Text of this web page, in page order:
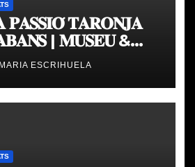
𝐏𝐀𝐒𝐒𝐈𝐎́ 𝐓𝐀𝐑𝐎𝐍𝐉𝐀
| 𝐌𝐔𝐒𝐄𝐔 &
𝐁𝐀𝐒𝐊𝐄𝐓
MARIA ESCRIHUELA